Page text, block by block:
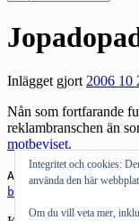
Inlägget gjort2006 10
Nån som fortfarande
reklambranschen än
motbeviset.
Andra bloggar om:
bevis
Integritet och cookies:
använda den här
Om du vill veta mer,